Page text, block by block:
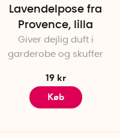
Lavendelpose fra
Provence, lilla
Giver dejlig duft i
garderobe og skuffer
19 kr
Køb